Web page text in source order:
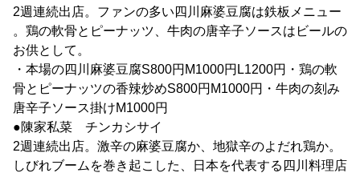
2週連続出店。ファンの多い四川麻婆豆腐は鉄板メニュー
。鶏の軟骨とピーナッツ、牛肉の唐辛子ソースはビールの
お供として。
・本場の四川麻婆豆腐S800円M1000円L1200円・鶏の軟
骨とピーナッツの香辣炒めS800円M1000円・牛肉の刻み
唐辛子ソース掛けM1000円
●陳家私菜 チンカシサイ
2週連続出店。激辛の麻婆豆腐か、地獄辛のよだれ鶏か。
しびれブームを巻き起こした、日本を代表する四川料理店